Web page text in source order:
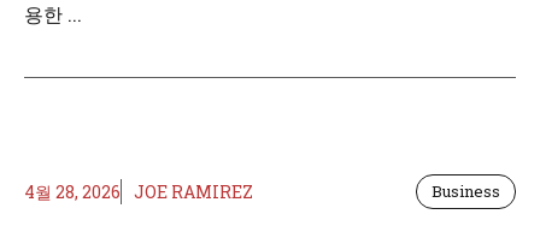
용한 ...
4월 28, 2026 JOE RAMIREZ Business